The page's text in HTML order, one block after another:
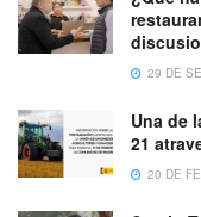
29 DE
Una de
21
20 DE